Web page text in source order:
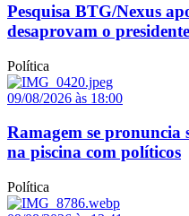
Pesquisa BTG/Nexus
desaprovam o
Política
09/08/2026 às 18:00
Ramagem se pronuncia
na piscina com políticos
Política